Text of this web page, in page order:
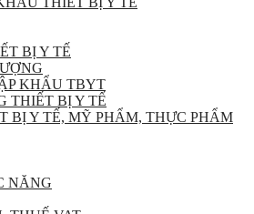
BỊ Y TẾ
KHẨU TBYT
THIẾT BỊ Y TẾ
BỊ Y TẾ, MỸ PHẨM, THỰC PHẨM
NĂNG